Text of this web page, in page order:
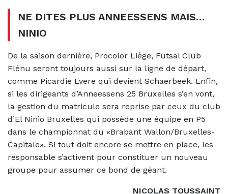
NE DITES PLUS ANNEESSENS MAIS…
NINIO
De la saison dernière, Procolor Liège, Futsal Club
Flénu seront toujours aussi sur la ligne de départ,
comme Picardie Evere qui devient Schaerbeek. Enfin,
si les dirigeants d’Anneessens 25 Bruxelles s’en vont,
la gestion du matricule sera reprise par ceux du club
d’El Ninio Bruxelles qui possède une équipe en P5
dans le championnat du «Brabant Wallon/Bruxelles-
Capitale». Si tout doit encore se mettre en place, les
responsable s’activent pour constituer un nouveau
groupe pour assumer ce bond de géant.
NICOLAS TOUSSAINT